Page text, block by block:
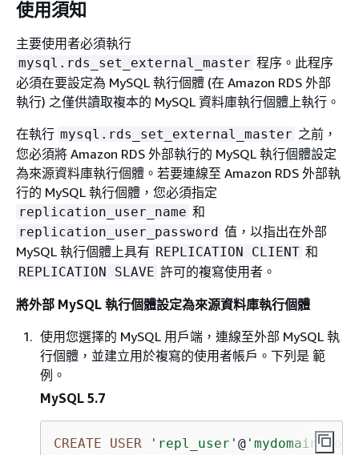
使用須知
主要使用者必須執行
mysql.rds_set_external_master 程序。此程序
必須在要設定為 MySQL 執行個體 (在 Amazon RDS 外部
執行) 之僅供讀取複本的 MySQL 資料庫執行個體上執行。
在執行 mysql.rds_set_external_master 之前，
您必須將 Amazon RDS 外部執行的 MySQL 執行個體設定
為來源資料庫執行個體。若要連線至 Amazon RDS 外部執
行的 MySQL 執行個體，您必須指定
replication_user_name 和
replication_user_password 值，以指出在外部
MySQL 執行個體上具有 REPLICATION CLIENT 和
REPLICATION SLAVE 許可的複寫使用者。
將外部 MySQL 執行個體設定為來源資料庫執行個體
使用您選擇的 MySQL 用戶端，連線至外部 MySQL 執
行個體，並建立用於複寫的使用者帳戶。下列是 範
例。
MySQL 5.7
CREATE USER 'repl_user' @ 'mydomain.com'